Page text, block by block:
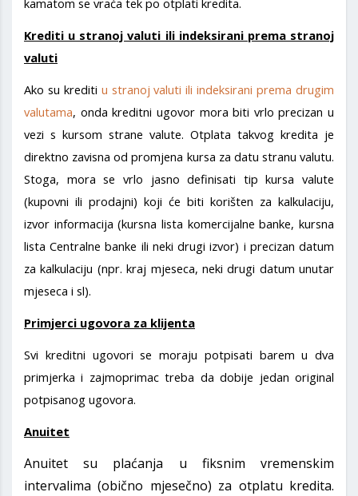
kamatom se vraća tek po otplati kredita.
Krediti u stranoj valuti ili indeksirani prema stranoj
valuti
Ako su krediti u stranoj valuti ili indeksirani prema drugim
valutama, onda kreditni ugovor mora biti vrlo precizan u
vezi s kursom strane valute. Otplata takvog kredita je
direktno zavisna od promjena kursa za datu stranu valutu.
Stoga, mora se vrlo jasno definisati tip kursa valute
(kupovni ili prodajni) koji će biti korišten za kalkulaciju,
izvor informacija (kursna lista komercijalne banke, kursna
lista Centralne banke ili neki drugi izvor) i precizan datum
za kalkulaciju (npr. kraj mjeseca, neki drugi datum unutar
mjeseca i sl).
Primjerci ugovora za klijenta
Svi kreditni ugovori se moraju potpisati barem u dva
primjerka i zajmoprimac treba da dobije jedan original
potpisanog ugovora.
Anuitet
Anuitet su plaćanja u fiksnim vremenskim
intervalima (obično mjesečno) za otplatu kredita.